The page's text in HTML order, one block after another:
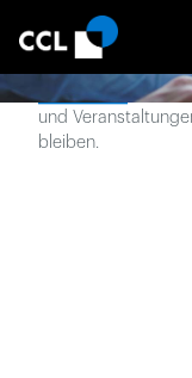
AbonnierenSie
und
bleiben.